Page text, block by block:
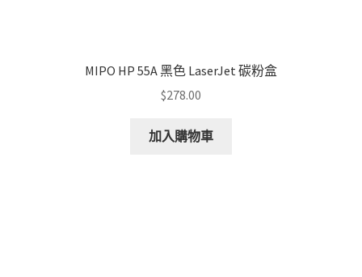
MIPO HP 55A 黑色 LaserJet 碳粉盒
$278.00
加入購物車